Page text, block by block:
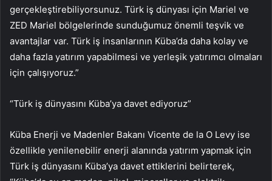
gerçekleştirebiliyorsunuz. Türk iş dünyası için Mariel ve
ZED Mariel bölgelerinde sunduğumuz önemli teşvik ve
avantajlar var. Türk iş insanlarının Küba’da daha kolay ve
daha fazla yatırım yapabilmesi ve yerleşik yatırımcı olmaları
için çalışıyoruz.”
“Türk iş dünyasını Küba’ya davet ediyoruz”
Küba Enerji ve Madenler Bakanı Vicente de la O Levy ise
özellikle yenilenebilir enerji alanında yatırım yapmak için
Türk iş dünyasını Küba’ya davet ettiklerini belirterek,